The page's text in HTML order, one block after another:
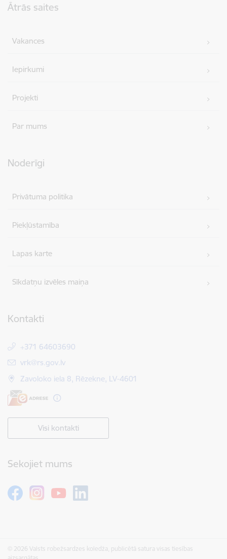
Ātrās saites
Vakances
Iepirkumi
Projekti
Par mums
Noderīgi
Privātuma politika
Piekļūstamība
Lapas karte
Sīkdatņu izvēles maiņa
Kontakti
+371 64603690
E-pasts:
vrk@rs.gov.lv
Zavoloko iela 8, Rēzekne, LV-4601
Visi kontakti
Sekojiet mums
© 2026 Valsts robežsardzes koledža, publicētā satura visas tiesības